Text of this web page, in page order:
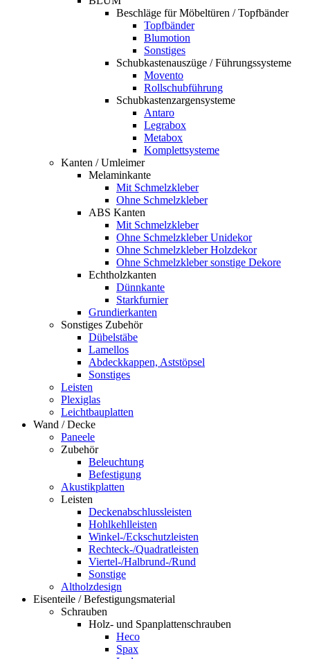
Beschläge für Möbeltüren / Topfbänder
Topfbänder
Blumotion
Sonstiges
Schubkastenauszüge / Führungssysteme
Movento
Rollschubführung
Schubkastenzargensysteme
Antaro
Legrabox
Metabox
Komplettsysteme
Kanten / Umleimer
Melaminkante
Mit Schmelzkleber
Ohne Schmelzkleber
ABS Kanten
Mit Schmelzkleber
Ohne Schmelzkleber Unidekor
Ohne Schmelzkleber Holzdekor
Ohne Schmelzkleber sonstige Dekore
Echtholzkanten
Dünnkante
Starkfurnier
Grundierkanten
Sonstiges Zubehör
Dübelstäbe
Lamellos
Abdeckkappen, Aststöpsel
Sonstiges
Leisten
Plexiglas
Leichtbauplatten
Wand / Decke
Paneele
Zubehör
Beleuchtung
Befestigung
Akustikplatten
Leisten
Deckenabschlussleisten
Hohlkehlleisten
Winkel-/Eckschutzleisten
Rechteck-/Quadratleisten
Viertel-/Halbrund-/Rund
Sonstige
Altholzdesign
Eisenteile / Befestigungsmaterial
Schrauben
Holz- und Spanplattenschrauben
Heco
Spax